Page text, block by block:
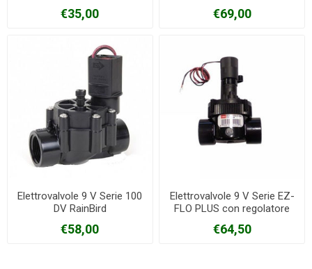
€35,00 €69,00
Elettrovalvole 9 V Serie 100
DV RainBird
€58,00
Elettrovalvole 9 V Serie EZ-
FLO PLUS con regolatore
€64,50